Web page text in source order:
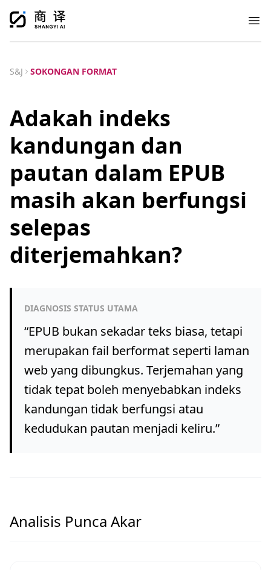
S&J SOKONGAN FORMAT
Adakah indeks
kandungan dan
pautan dalam EPUB
masih akan berfungsi
selepas
diterjemahkan?
DIAGNOSIS STATUS UTAMA
“EPUB bukan sekadar teks biasa, tetapi
merupakan fail berformat seperti laman
web yang dibungkus. Terjemahan yang
tidak tepat boleh menyebabkan indeks
kandungan tidak berfungsi atau
kedudukan pautan menjadi keliru.”
Analisis Punca Akar